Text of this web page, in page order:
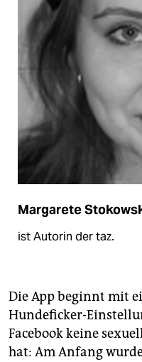
Margarete
ist Autorin der taz.
Die App beginnt mit
Hundeficker-
Facebook keine
hat: Am Anfang